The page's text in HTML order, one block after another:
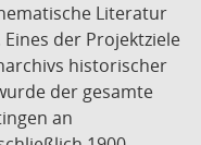
Literatur
der Projektziele
historischer
der gesamte
an